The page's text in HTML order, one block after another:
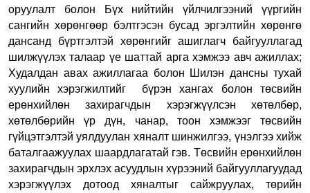
оруулалт болон Бүх нийтийн үйлчилгээний үүргийн
сангийн хөрөнгөөр бэлтгэсэн бусад эргэлтийн хөрөнгө
дансанд бүртгэлтэй хөрөнгийг ашиглагч байгууллагад
шилжүүлэх талаар үе шаттай арга хэмжээ авч ажиллах;
Худалдан авах ажиллагаа болон Шилэн дансны тухай
хуулийн хэрэгжилтийг бүрэн хангах болон төсвийн
ерөнхийлөн захирагчдын хэрэгжүүлсэн хөтөлбөр,
хөтөлбөрийн үр дүн, чанар, тоон хэмжээг төсвийн
гүйцэтгэлтэй уялдуулан хяналт шинжилгээ, үнэлгээ хийж
баталгаажуулах шаардлагатай гэв. Төсвийн ерөнхийлөн
захирагчдын эрхлэх асуудлын хүрээний байгууллагуудад
хэрэгжүүлэх дотоод хяналтыг сайжруулах, төрийн